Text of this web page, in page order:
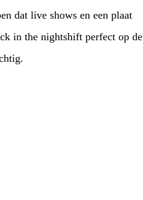
dat live shows en een plaat
in the nightshift perfect op de